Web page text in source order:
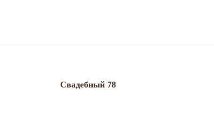
Свадебный 78